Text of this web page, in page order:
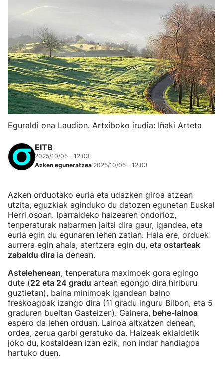
Eguraldi ona Laudion. Artxiboko irudia: Iñaki Arteta
EITB
2025/10/05 - 12:03
Azken eguneratzea 2025/10/05 - 12:03
Azken orduotako euria eta udazken giroa atzean
utzita, eguzkiak aginduko du datozen egunetan Euskal
Herri osoan. Iparraldeko haizearen ondorioz,
tenperaturak nabarmen jaitsi dira gaur, igandea, eta
euria egin du egunaren lehen zatian. Hala ere, orduek
aurrera egin ahala, atertzera egin du, eta ostarteak
zabaldu dira ia denean.
Astelehenean, tenperatura maximoek gora egingo
dute (22 eta 24 gradu artean egongo dira hiriburu
guztietan), baina minimoak igandean baino
freskoagoak izango dira (11 gradu inguru Bilbon, eta 5
graduren bueltan Gasteizen). Gainera, behe-lainoa
espero da lehen orduan. Lainoa altxatzen denean,
ordea, zerua garbi geratuko da. Haizeak ekialdetik
joko du, kostaldean izan ezik, non indar handiagoa
hartuko duen.